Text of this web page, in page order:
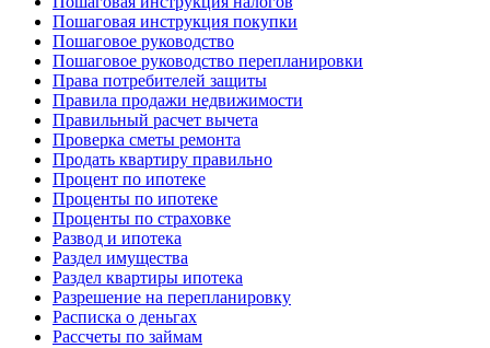
Пошаговая инструкция покупки
Пошаговое руководство
Пошаговое руководство перепланировки
Права потребителей защиты
Правила продажи недвижимости
Правильный расчет вычета
Проверка сметы ремонта
Продать квартиру правильно
Процент по ипотеке
Проценты по ипотеке
Проценты по страховке
Развод и ипотека
Раздел имущества
Раздел квартиры ипотека
Разрешение на перепланировку
Расписка о деньгах
Рассчеты по займам